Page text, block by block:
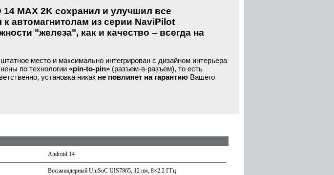
14 MAX 2K сохранил и улучшил все
автомагнитолам из серии NaviPilot
"железа", как и качество – всегда на
место и максимально интегрирован с дизайном интерьера
по технологии «pin-to-pin» (разъем-в-разъем), то есть
установка никак не повлияет на гарантию Вашего
Android 14
Восьмиядерный UniSoC UIS7865, 12 нм, 8×2.2 ГГц